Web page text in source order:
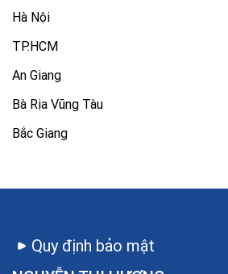
Hà Nội
TP.HCM
An Giang
Bà Rịa Vũng Tàu
Bắc Giang
Quy định bảo mật